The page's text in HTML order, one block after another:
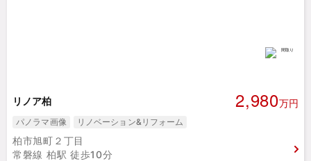
リノア柏 2,980万円
パノラマ画像 リノベーション&リフォーム
柏市旭町２丁目
常磐線 柏駅 徒歩10分